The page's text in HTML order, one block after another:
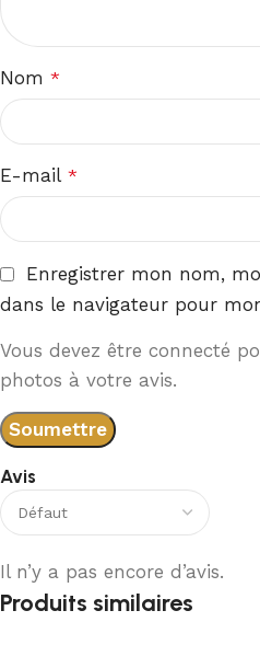
Avis
Il n’y a pas encore d’avis.
Nom *
E-mail *
Enregistrer mon nom,
dans le navigateur pour
Vous devez être connecté
photos à votre avis.
Produits similaires